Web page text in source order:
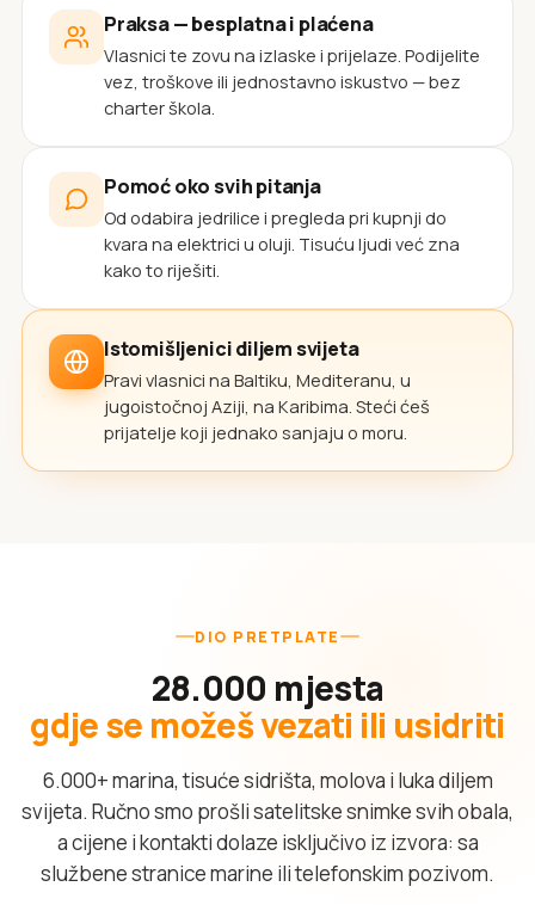
Praksa — besplatna i plaćena
Vlasnici te zovu na izlaske i prijelaze. Podijelite
vez, troškove ili jednostavno iskustvo — bez
charter škola.
Pomoć oko svih pitanja
Od odabira jedrilice i pregleda pri kupnji do
kvara na elektrici u oluji. Tisuću ljudi već zna
kako to riješiti.
Istomišljenici diljem svijeta
Pravi vlasnici na Baltiku, Mediteranu, u
jugoistočnoj Aziji, na Karibima. Steći ćeš
prijatelje koji jednako sanjaju o moru.
DIO PRETPLATE
28.000 mjesta
gdje se možeš vezati ili usidriti
6.000+ marina, tisuće sidrišta, molova i luka diljem
svijeta. Ručno smo prošli satelitske snimke svih obala,
a cijene i kontakti dolaze isključivo iz izvora: sa
službene stranice marine ili telefonskim pozivom.